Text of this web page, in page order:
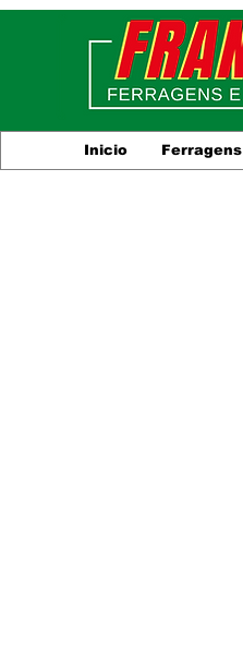
Inicio Ferragens